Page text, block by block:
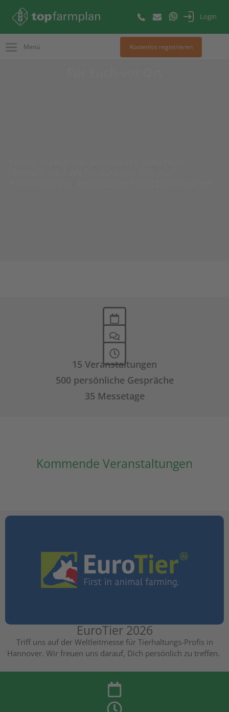
Login
Menü Kostenlos registrieren
15 Veranstaltungen
500 persönliche Gespräche
35 Messetage
Kommende Veranstaltungen
EuroTier 2026
Triff uns auf der Weltleitmesse für Tierhaltungs-Profis in
Hannover. Wir freuen uns darauf, Dich persönlich zu treffen.